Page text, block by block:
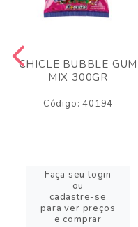
CHICLE BUBBLE GUM
MIX 300GR
Código: 40194
Faça seu login
ou
cadastre-se
para ver preços
e comprar